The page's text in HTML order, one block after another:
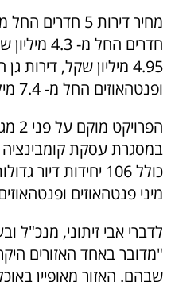
חדרים החל
ופנטהאוזים החל מ- 7.4 מיליון שקל.
במסגרת עסקת קומבינציה
מיני פנטהאוזים ופנטהאוזים ב-3 בניינים בני
לדברי אבי זיתוני, מנכ"ל
"מדובר באחד האזורים
שבהם. האזור מאופיין